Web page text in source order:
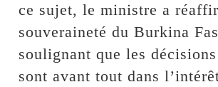
ce sujet, le ministre a
souveraineté du Burkina
soulignant que les
sont avant tout dans